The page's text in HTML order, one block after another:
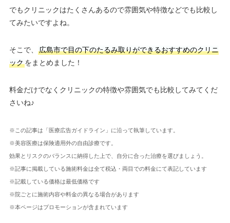
でもクリニックはたくさんあるので雰囲気や特徴などでも比較し
てみたいですよね。
そこで、
広島市で目の下のたるみ取りができるおすすめのクリニ
ックをまとめました！
料金だけでなくクリニックの特徴や雰囲気でも比較してみてくだ
さいね♪
※この記事は「医療広告ガイドライン」に沿って執筆しています。
※美容医療は保険適用外の自由診療です。
効果とリスクのバランスに納得した上で、自分に合った治療を選びましょう。
※記事に掲載している施術料金は全て税込・両目での料金にて表記しています
※記載している価格は最低価格です
※院ごとに施術内容や料金の異なる場合があります
※本ページはプロモーションが含まれています